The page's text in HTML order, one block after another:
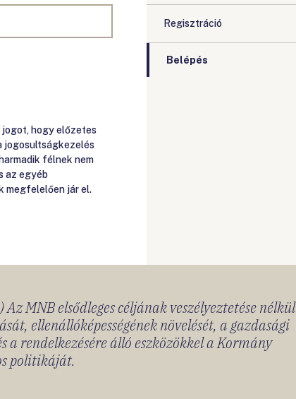
hogy előzetes
jogosultságkezelés
félnek nem
az egyéb
megfelelően jár el.
Regisztráció
Belépés
MNB elsődleges céljának veszélyeztetése nélkül
ellenállóképességének növelését, a gazdasági
rendelkezésére álló eszközökkel a Kormány
politikáját.